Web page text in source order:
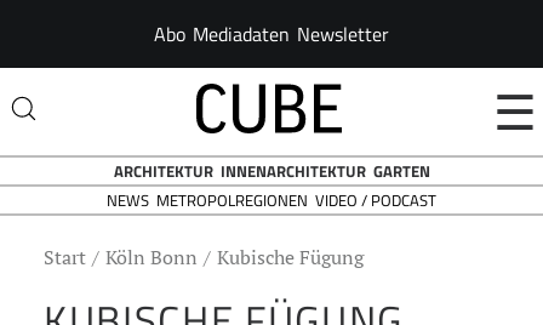
Abo Mediadaten Newsletter
☰
ARCHITEKTUR INNENARCHITEKTUR GARTEN
NEWS METROPOLREGIONEN VIDEO / PODCAST
Start Köln Bonn Kubische Fügung